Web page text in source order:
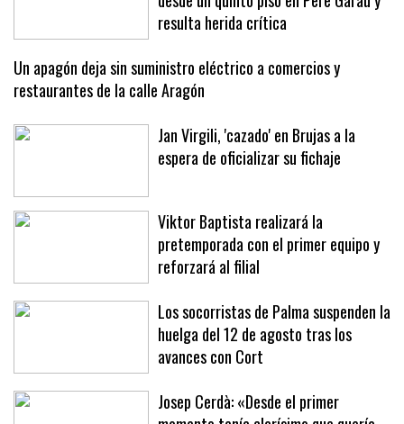
Una joven de 21 años se precipita
desde un quinto piso en Pere Garau y
resulta herida crítica
Un apagón deja sin suministro eléctrico a comercios y
restaurantes de la calle Aragón
Jan Virgili, 'cazado' en Brujas a la
Viktor Baptista realizará la
pretemporada con el primer equipo y
reforzará al filial
Los socorristas de Palma suspenden la
huelga del 12 de agosto tras los
avances con Cort